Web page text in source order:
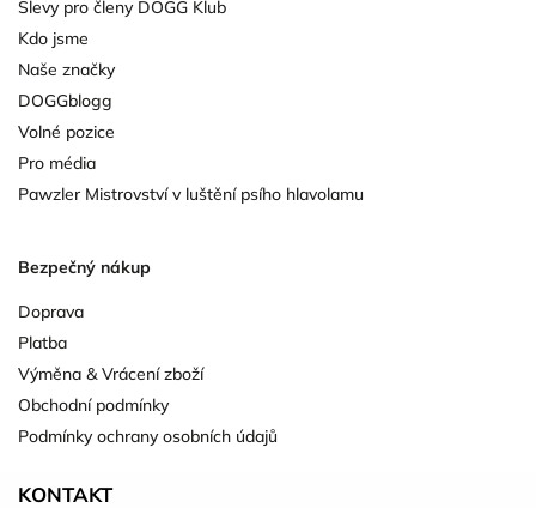
Slevy pro členy DOGG Klub
Kdo jsme
Naše značky
DOGGblogg
Volné pozice
Pro média
Pawzler Mistrovství v luštění psího hlavolamu
Bezpečný nákup
Doprava
Platba
Výměna & Vrácení zboží
Obchodní podmínky
Podmínky ochrany osobních údajů
KONTAKT